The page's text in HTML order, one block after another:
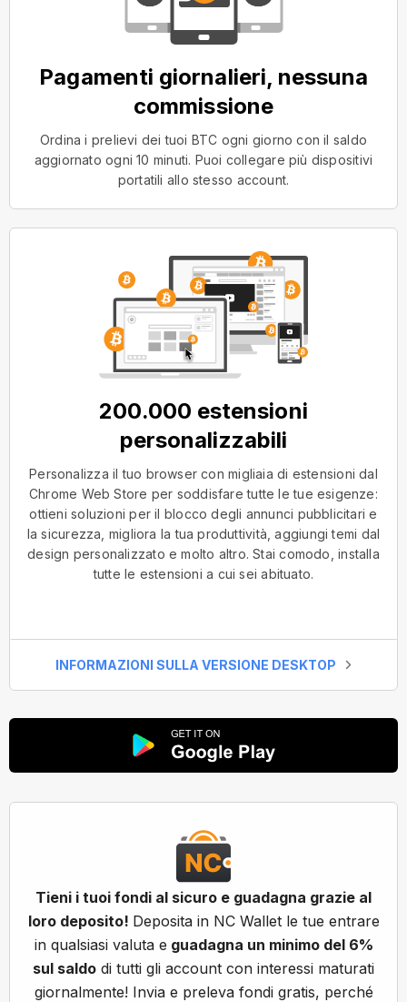
Pagamenti giornalieri, nessuna
commissione
Ordina i prelievi dei tuoi BTC ogni giorno con il saldo
aggiornato ogni 10 minuti. Puoi collegare più dispositivi
portatili allo stesso account.
200.000 estensioni
personalizzabili
Personalizza il tuo browser con migliaia di estensioni dal
Chrome Web Store per soddisfare tutte le tue esigenze:
ottieni soluzioni per il blocco degli annunci pubblicitari e
la sicurezza, migliora la tua produttività, aggiungi temi dal
design personalizzato e molto altro. Stai comodo, installa
tutte le estensioni a cui sei abituato.
INFORMAZIONI SULLA VERSIONE DESKTOP
Tieni i tuoi fondi al sicuro e guadagna grazie al
loro deposito! Deposita in NC Wallet le tue entrare
in qualsiasi valuta e guadagna un minimo del 6%
sul saldo di tutti gli account con interessi maturati
giornalmente! Invia e preleva fondi gratis, perché